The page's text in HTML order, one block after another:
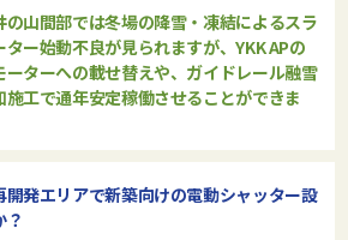
の山間部では冬場の降雪・凍結によるスラ
ター始動不良が見られますが、YKK APの
ーターへの載せ替えや、ガイドレール融雪
施工で通年安定稼働させることができま
開発エリアで新築向けの電動シャッター設
？